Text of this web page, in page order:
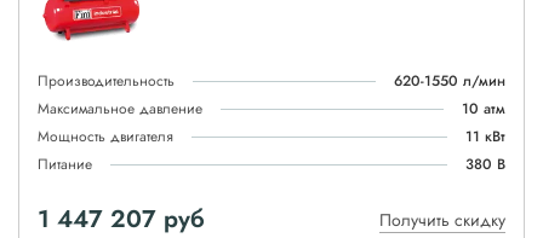
Производительность
620-1550 л/мин
Максимальное давление
10 атм
Мощность двигателя
11 кВт
Питание
380 В
1 447 207 руб Получить скидку